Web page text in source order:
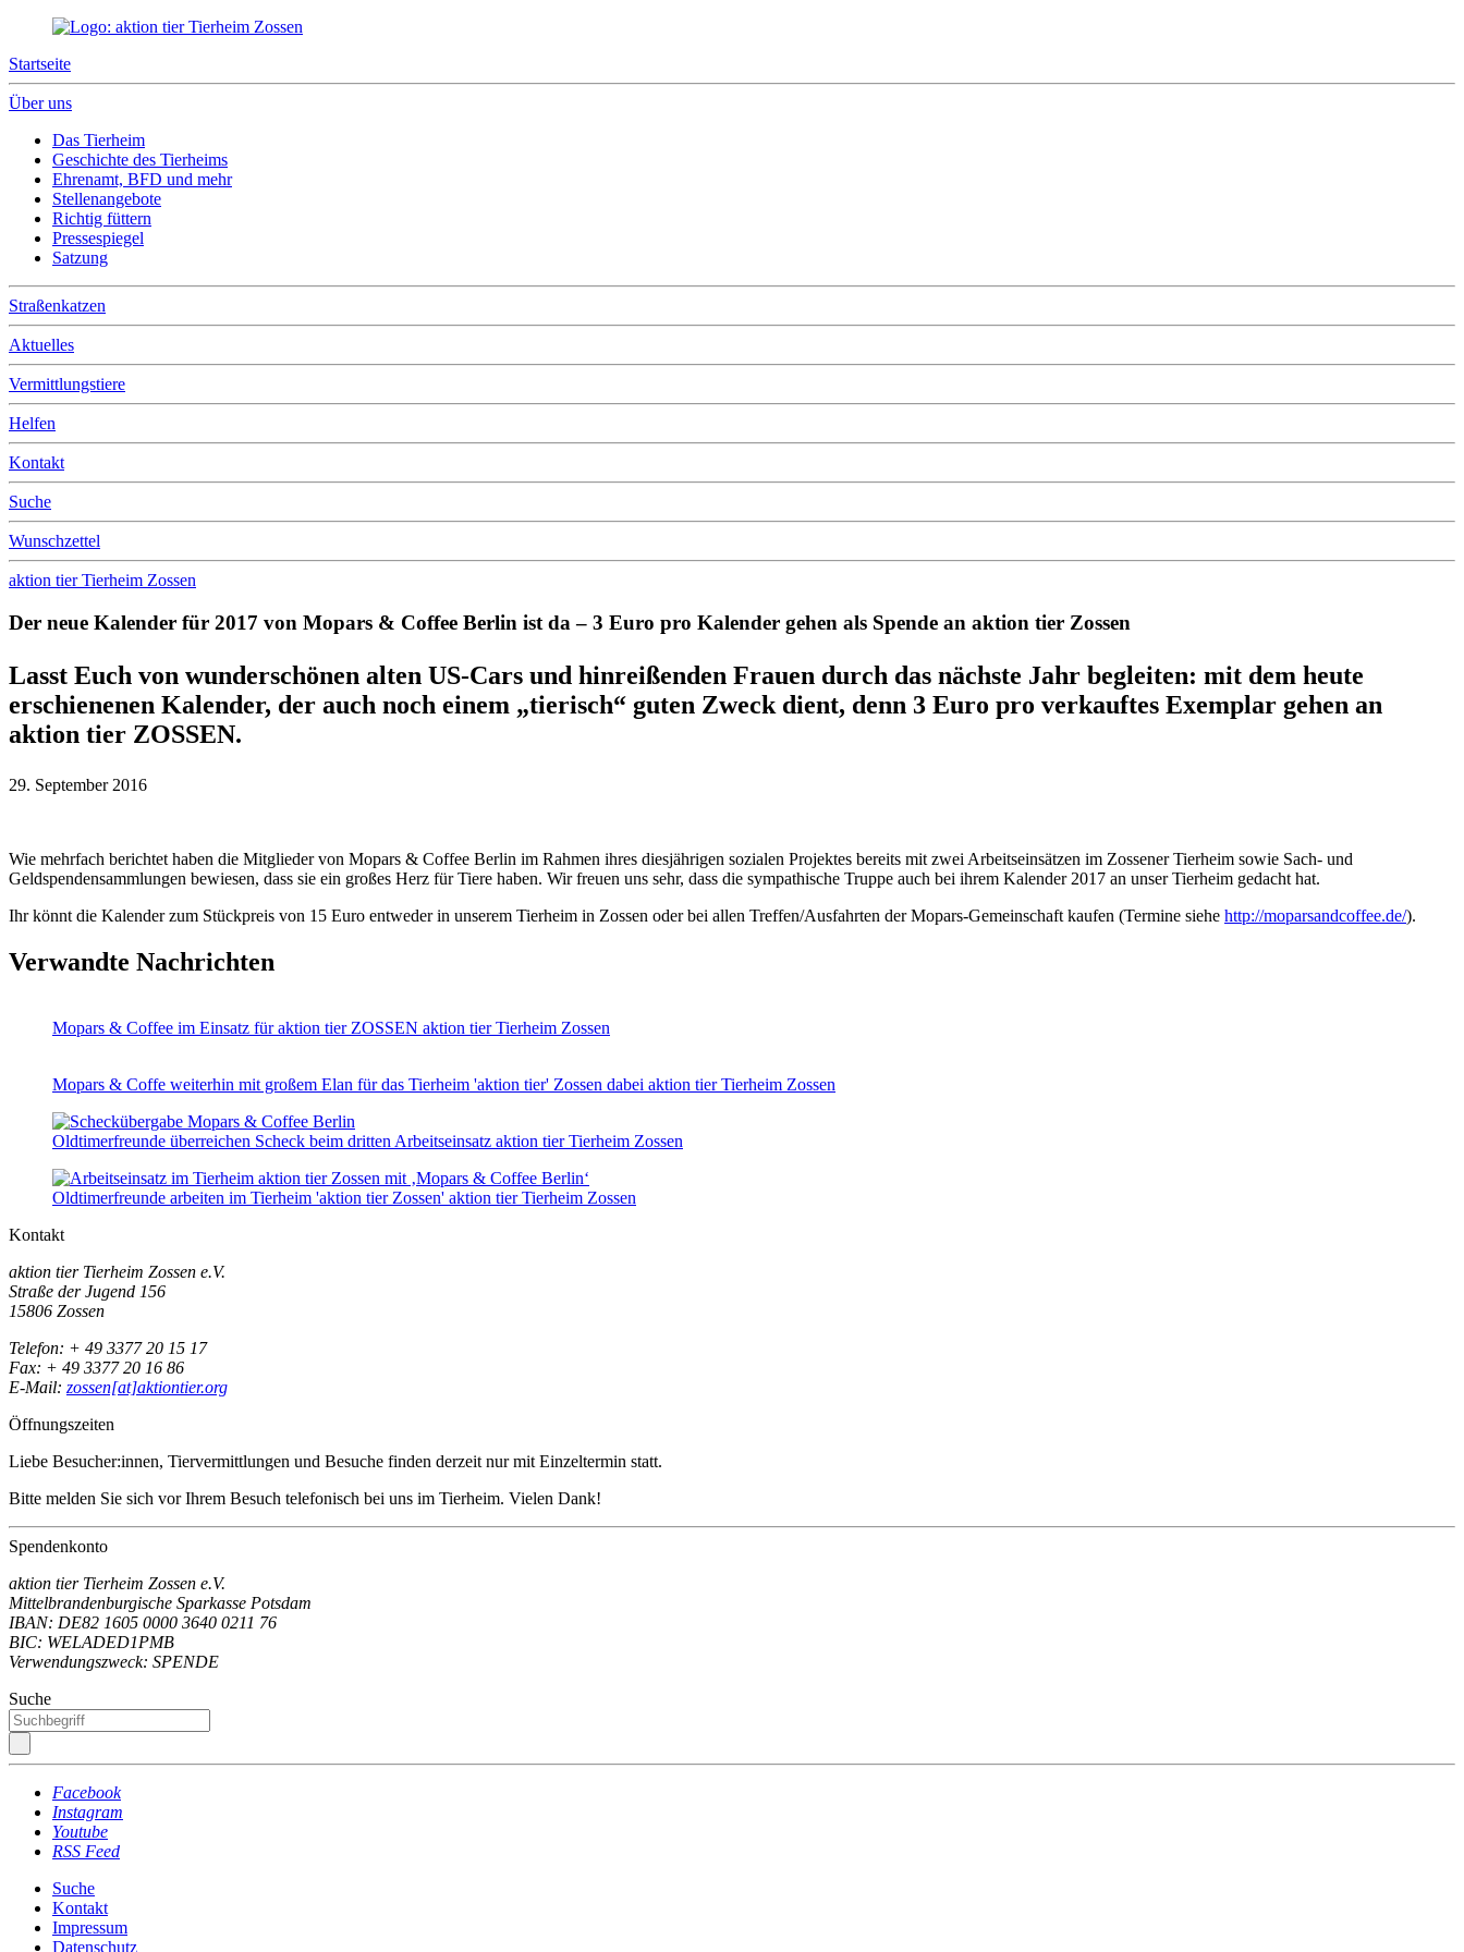
Startseite
Über uns
Das Tierheim
Geschichte des Tierheims
Ehrenamt, BFD und mehr
Stellenangebote
Richtig füttern
Pressespiegel
Satzung
Straßenkatzen
Aktuelles
Vermittlungstiere
Helfen
Kontakt
Suche
Wunschzettel
aktion tier Tierheim Zossen
Der neue Kalender für 2017 von Mopars & Coffee Berlin ist da – 3 Euro pro Kalender gehen als Spende an aktion tier Zossen
Lasst Euch von wunderschönen alten US-Cars und hinreißenden Frauen durch das nächste Jahr begleiten: mit dem heute
erschienenen Kalender, der auch noch einem „tierisch“ guten Zweck dient, denn 3 Euro pro verkauftes Exemplar gehen an
aktion tier ZOSSEN.
29. September 2016
Wie mehrfach berichtet haben die Mitglieder von Mopars & Coffee Berlin im Rahmen ihres diesjährigen sozialen Projektes bereits mit zwei Arbeitseinsätzen im Zossener Tierheim sowie Sach- und
Geldspendensammlungen bewiesen, dass sie ein großes Herz für Tiere haben. Wir freuen uns sehr, dass die sympathische Truppe auch bei ihrem Kalender 2017 an unser Tierheim gedacht hat.
Ihr könnt die Kalender zum Stückpreis von 15 Euro entweder in unserem Tierheim in Zossen oder bei allen Treffen/Ausfahrten der Mopars-Gemeinschaft kaufen (Termine siehe http://moparsandcoffee.de/).
Verwandte Nachrichten
Mopars & Coffee im Einsatz für aktion tier ZOSSEN aktion tier Tierheim Zossen
Mopars & Coffe weiterhin mit großem Elan für das Tierheim 'aktion tier' Zossen dabei aktion tier Tierheim Zossen
Oldtimerfreunde überreichen Scheck beim dritten Arbeitseinsatz aktion tier Tierheim Zossen
Oldtimerfreunde arbeiten im Tierheim 'aktion tier Zossen' aktion tier Tierheim Zossen
Kontakt
aktion tier Tierheim Zossen e.V.
Straße der Jugend 156
15806 Zossen
Telefon: + 49 3377 20 15 17
Fax: + 49 3377 20 16 86
E-Mail: zossen[at]aktiontier.org
Öffnungszeiten
Liebe Besucher:innen, Tiervermittlungen und Besuche finden derzeit nur mit Einzeltermin statt.
Bitte melden Sie sich vor Ihrem Besuch telefonisch bei uns im Tierheim. Vielen Dank!
Spendenkonto
aktion tier Tierheim Zossen e.V.
Mittelbrandenburgische Sparkasse Potsdam
IBAN: DE82 1605 0000 3640 0211 76
BIC: WELADED1PMB
Verwendungszweck: SPENDE
Suche
Facebook
Instagram
Youtube
RSS Feed
Suche
Kontakt
Impressum
Datenschutz